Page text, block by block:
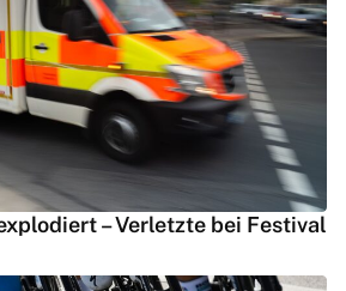
– Verletzte bei Festival